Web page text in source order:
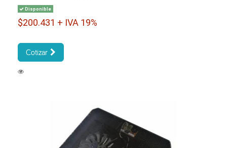
Disponible
$200.431 + IVA 19%
Cotizar